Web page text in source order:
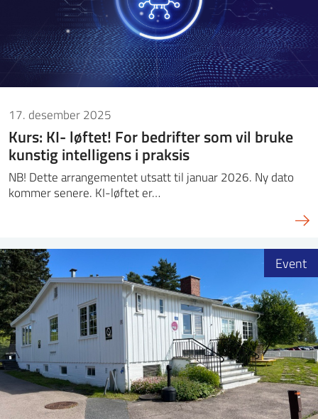
17. desember 2025
Kurs: KI- løftet! For bedrifter som vil bruke
kunstig intelligens i praksis
NB! Dette arrangementet utsatt til januar 2026. Ny dato
kommer senere. KI-løftet er…
Event